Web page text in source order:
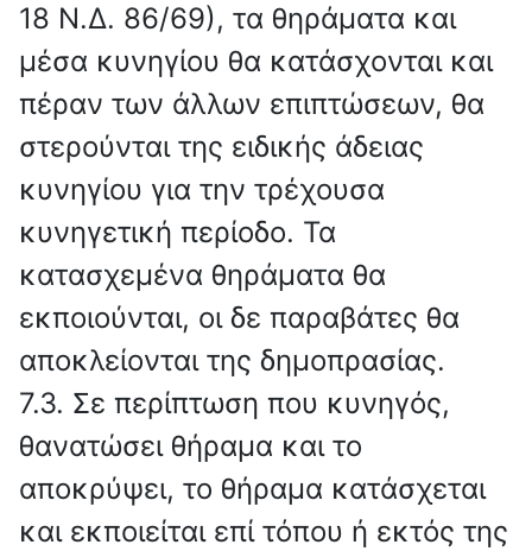
18 Ν.Δ. 86/69), τα θηράματα και
μέσα κυνηγίου θα κατάσχονται και
πέραν των άλλων επιπτώσεων, θα
στερούνται της ειδικής άδειας
κυνηγίου για την τρέχουσα
κυνηγετική περίοδο. Τα
κατασχεμένα θηράματα θα
εκποιούνται, οι δε παραβάτες θα
αποκλείονται της δημοπρασίας.
7.3. Σε περίπτωση που κυνηγός,
θανατώσει θήραμα και το
αποκρύψει, το θήραμα κατάσχεται
και εκποιείται επί τόπου ή εκτός της